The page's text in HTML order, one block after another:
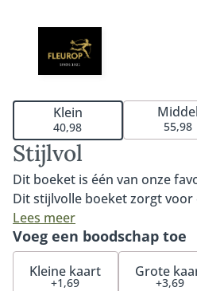
Stijlvol
Dit boeket is één van onze
Dit stijlvolle boeket zorgt
verrassing dankzij de
rozen, gerbera's en de
een stijlvol boeket om
mee te bezorgen. Tip: maak
Lees meer
Klein
40,98
Middel
55,98
Voeg een boodschap toe
Kleine kaart
+1,69
Grote
+3,69